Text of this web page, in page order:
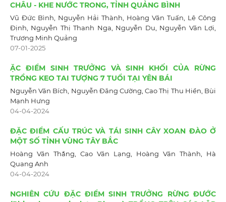
CHÂU - KHE NƯỚC TRONG, TỈNH QUẢNG BÌNH
Vũ Đức Bình, Nguyễn Hải Thành, Hoàng Văn Tuấn, Lê Công
Định, Nguyễn Thị Thanh Nga, Nguyễn Du, Nguyễn Văn Lợi,
Trương Minh Quảng
07-01-2025
ẶC ĐIỂM SINH TRƯỞNG VÀ SINH KHỐI CỦA RỪNG
TRỒNG KEO TAI TƯỢNG 7 TUỔI TẠI YÊN BÁI
Nguyễn Văn Bích, Nguyễn Đăng Cường, Cao Thị Thu Hiền, Bùi
Mạnh Hưng
04-04-2024
ĐẶC ĐIỂM CẤU TRÚC VÀ TÁI SINH CÂY XOAN ĐÀO Ở
MỘT SỐ TỈNH VÙNG TÂY BẮC
Hoàng Văn Thắng, Cao Văn Lạng, Hoàng Văn Thành, Hà
Quang Anh
04-04-2024
NGHIÊN CỨU ĐẶC ĐIỂM SINH TRƯỞNG RỪNG ĐƯỚC